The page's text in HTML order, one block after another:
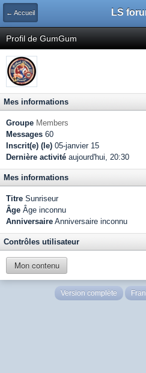
← Accueil LS
Profil de GumGum
Mes informations
Groupe Members
Messages 60
Inscrit(e) (le) 05-janvier 15
Dernière activité aujourd'hui, 20:30
Mes informations
Titre Sunriseur
Âge Âge inconnu
Anniversaire Anniversaire inconnu
Contrôles utilisateur
Mon contenu
Version complète